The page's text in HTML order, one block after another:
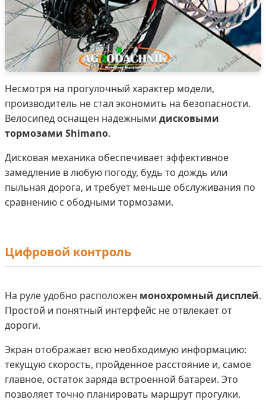
Несмотря на прогулочный характер модели,
производитель не стал экономить на безопасности.
Велосипед оснащен надежными дисковыми
тормозами Shimano.
Дисковая механика обеспечивает эффективное
замедление в любую погоду, будь то дождь или
пыльная дорога, и требует меньше обслуживания по
сравнению с ободными тормозами.
Цифровой контроль
На руле удобно расположен монохромный дисплей.
Простой и понятный интерфейс не отвлекает от
дороги.
Экран отображает всю необходимую информацию:
текущую скорость, пройденное расстояние и, самое
главное, остаток заряда встроенной батареи. Это
позволяет точно планировать маршрут прогулки.